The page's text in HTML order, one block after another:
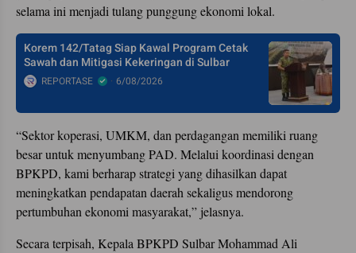
selama ini menjadi tulang punggung ekonomi lokal.
Korem 142/Tatag Siap Kawal Program Cetak
Sawah dan Mitigasi Kekeringan di Sulbar
REPORTASE 6/08/2026
“Sektor koperasi, UMKM, dan perdagangan memiliki ruang
besar untuk menyumbang PAD. Melalui koordinasi dengan
BPKPD, kami berharap strategi yang dihasilkan dapat
meningkatkan pendapatan daerah sekaligus mendorong
pertumbuhan ekonomi masyarakat,” jelasnya.
Secara terpisah, Kepala BPKPD Sulbar Mohammad Ali